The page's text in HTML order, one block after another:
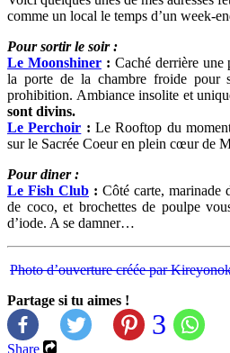
comme un local le temps d’un week-
Pour sortir le soir :
Le Moonshiner: Caché derrière
la porte de la chambre froide pour
prohibition. Ambiance insolite et
sont divins.
Le Perchoir : Le Rooftop du
sur le Sacrée Coeur en plein cœur de
Pour diner :
Le Fish Club : Côté carte, marinade
de coco, et brochettes de poulpe
d’iode. A se damner…
Photo d’ouverture créée par
Partage si tu aimes !
3
Share